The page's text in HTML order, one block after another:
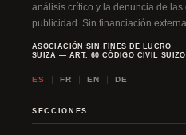
análisis crítico y la denuncia de las
publicidad. Sin financiación
ASOCIACIÓN SIN FINES DE LUCRO
SUIZA — ART. 60 CÓDIGO CIVIL SUIZO
ES FR EN DE
SECCIONES